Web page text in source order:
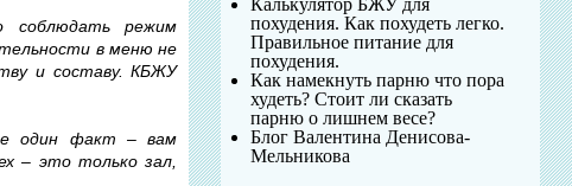
соблюдать режим
в меню не
и составу. КБЖУ
один факт – вам
– это только зал,
Калькулятор БЖУ для
похудения. Как похудеть легко.
Правильное питание для
похудения.
Как намекнуть парню что пора
худеть? Стоит ли сказать
парню о лишнем весе?
Блог Валентина Денисова-
Мельникова